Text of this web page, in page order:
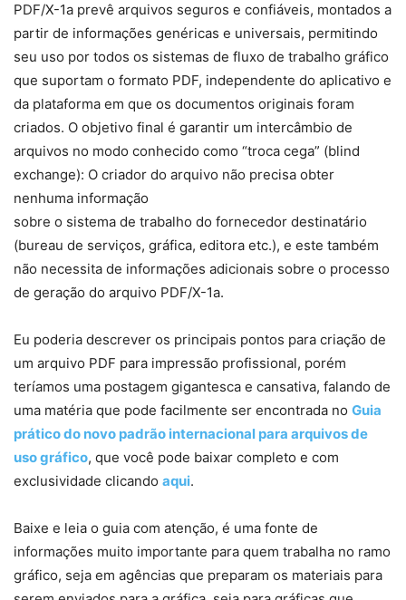
PDF/X-1a prevê arquivos seguros e confiáveis, montados a
partir de informações genéricas e universais, permitindo
seu uso por todos os sistemas de fluxo de trabalho gráfico
que suportam o formato PDF, independente do aplicativo e
da plataforma em que os documentos originais foram
criados. O objetivo final é garantir um intercâmbio de
arquivos no modo conhecido como “troca cega” (blind
exchange): O criador do arquivo não precisa obter
nenhuma informação
sobre o sistema de trabalho do fornecedor destinatário
(bureau de serviços, gráfica, editora etc.), e este também
não necessita de informações adicionais sobre o processo
de geração do arquivo PDF/X-1a.
Eu poderia descrever os principais pontos para criação de
um arquivo PDF para impressão profissional, porém
teríamos uma postagem gigantesca e cansativa, falando de
uma matéria que pode facilmente ser encontrada no Guia
prático do novo padrão internacional para arquivos de
uso gráfico, que você pode baixar completo e com
exclusividade clicando aqui.
Baixe e leia o guia com atenção, é uma fonte de
informações muito importante para quem trabalha no ramo
gráfico, seja em agências que preparam os materiais para